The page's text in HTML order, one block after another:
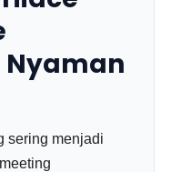
Nyaman
sering menjadi